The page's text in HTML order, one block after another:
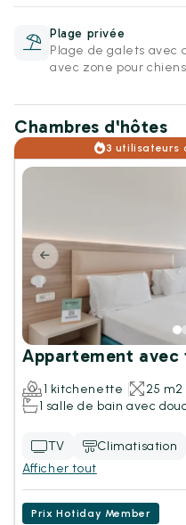
Plage privée
Plage de galets avec
avec zone pour
Chambres d'hôtes
3 utilisateurs
Appartement avec
1 kitchenette
25 m2
1 salle de bain avec
TV Climatisation
Afficher tout
Prix Hotiday Member